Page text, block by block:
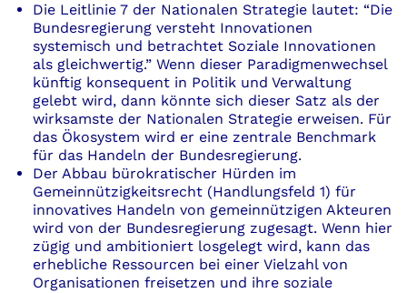
Die Leitlinie 7 der Nationalen Strategie lautet: “Die
Bundesregierung versteht Innovationen
systemisch und betrachtet Soziale Innovationen
als gleichwertig.” Wenn dieser Paradigmenwechsel
künftig konsequent in Politik und Verwaltung
gelebt wird, dann könnte sich dieser Satz als der
wirksamste der Nationalen Strategie erweisen. Für
das Ökosystem wird er eine zentrale Benchmark
für das Handeln der Bundesregierung.
Der Abbau bürokratischer Hürden im
Gemeinnützigkeitsrecht (Handlungsfeld 1) für
innovatives Handeln von gemeinnützigen Akteuren
wird von der Bundesregierung zugesagt. Wenn hier
zügig und ambitioniert losgelegt wird, kann das
erhebliche Ressourcen bei einer Vielzahl von
Organisationen freisetzen und ihre soziale